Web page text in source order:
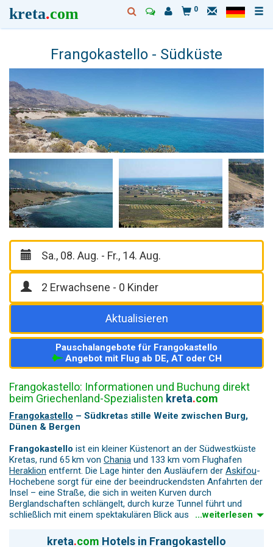
kreta.com 0
Frangokastello - Südküste
Aktualisieren
Pauschalangebote für Frangokastello
Angebot mit Flug ab DE, AT oder CH
Frangokastello: Informationen und Buchung direkt
beim Griechenland-Spezialisten kreta.com
Frangokastello – Südkretas stille Weite zwischen Burg,
Dünen & Bergen
Frangokastello ist ein kleiner Küstenort an der Südwestküste
Kretas, rund 65 km von Chania und 133 km vom Flughafen
Heraklion entfernt. Die Lage hinter den Ausläufern der Askifou-
Hochebene sorgt für eine der beeindruckendsten Anfahrten der
Insel – eine Straße, die sich in weiten Kurven durch
Berglandschaften schlängelt, durch kurze Tunnel führt und
schließlich mit einem spektakulären Blick aus über 400 Metern
zur Insel Gavdos belohnt.Allein diese Fahrt ist schon ein
...weiterlesen
kreta.com Hotels in Frangokastello